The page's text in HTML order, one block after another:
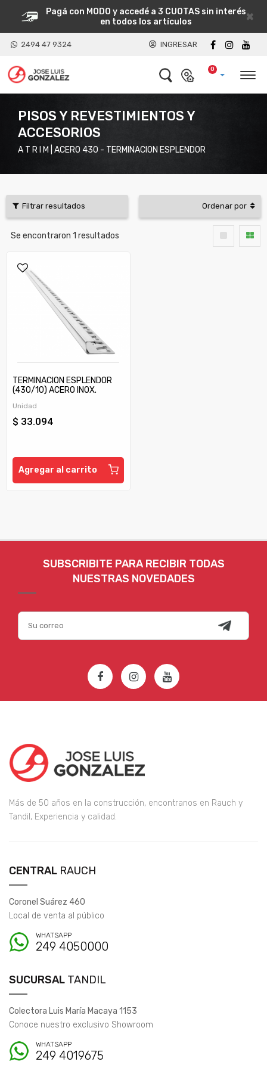
×
Pagá con MODO y accedé a 3 CUOTAS sin interés
en todos los artículos
2494 47 9324 INGRESAR
0
PISOS Y REVESTIMIENTOS Y
ACCESORIOS
A T R I M | ACERO 430 - TERMINACION ESPLENDOR
Filtrar resultados Ordenar por
Se encontraron 1 resultados
TERMINACION ESPLENDOR
(430/10) ACERO INOX.
Unidad
$ 33.094
Agregar al carrito
SUBSCRIBITE PARA RECIBIR TODAS
NUESTRAS NOVEDADES
Más de 50 años en la construcción, encontranos en Rauch y
Tandil, Experiencia y calidad.
CENTRAL RAUCH
Coronel Suárez 460
Local de venta al público
WHATSAPP
249 4050000
SUCURSAL TANDIL
Colectora Luis María Macaya 1153
Conoce nuestro exclusivo Showroom
WHATSAPP
249 4019675